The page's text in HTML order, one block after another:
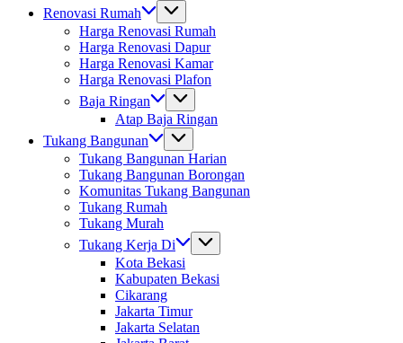
Renovasi Rumah
Harga Renovasi Rumah
Harga Renovasi Dapur
Harga Renovasi Kamar
Harga Renovasi Plafon
Baja Ringan
Atap Baja Ringan
Tukang Bangunan
Tukang Bangunan Harian
Tukang Bangunan Borongan
Komunitas Tukang Bangunan
Tukang Rumah
Tukang Murah
Tukang Kerja Di
Kota Bekasi
Kabupaten Bekasi
Cikarang
Jakarta Timur
Jakarta Selatan